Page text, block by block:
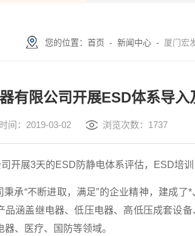
您的位置： 首页 - 新闻中心 - 厦门宏
有限公司开展ESD体系导入
间：2019-03-02 浏览次数：1737
开展3天的ESD防静电体系评估，ESD培
承“不断进取，满足”的企业精神，建成了
涵盖继电器、低压电器、高低压成套设
、医疗、国防等领域。